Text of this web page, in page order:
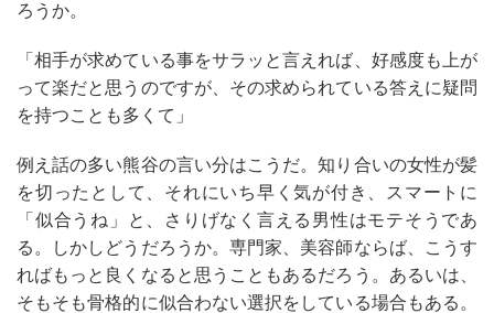
ろうか。
「相手が求めている事をサラッと言えれば、好感度も上が
って楽だと思うのですが、その求められている答えに疑問
を持つことも多くて」
例え話の多い熊谷の言い分はこうだ。知り合いの女性が髪
を切ったとして、それにいち早く気が付き、スマートに
「似合うね」と、さりげなく言える男性はモテそうであ
る。しかしどうだろうか。専門家、美容師ならば、こうす
ればもっと良くなると思うこともあるだろう。あるいは、
そもそも骨格的に似合わない選択をしている場合もある。